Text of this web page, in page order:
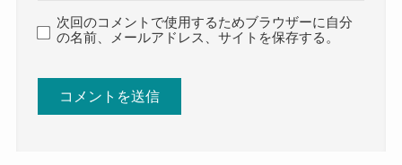
次回のコメントで使用するためブラウザーに自分
の名前、メールアドレス、サイトを保存する。